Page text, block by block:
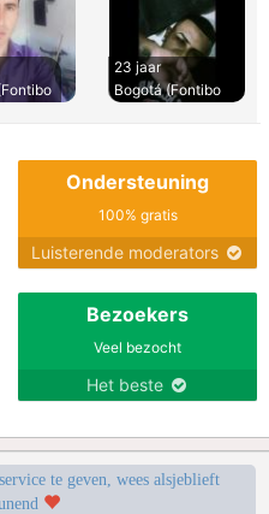
23 jaar
Bogotá (Fontibo
Ondersteuning
100% gratis
Luisterende moderators
Bezoekers
Veel bezocht
Het beste
te geven, wees alsjeblieft